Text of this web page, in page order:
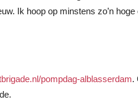
Ik hoop op minstens zo’n hoge
pompdag-alblasserdam.